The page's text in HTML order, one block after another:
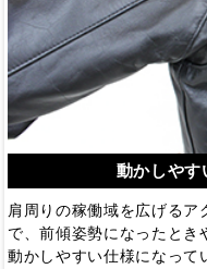
動かしやす
肩周りの稼働域を広げる
で、前傾姿勢になったとき
動かしやすい仕様になって